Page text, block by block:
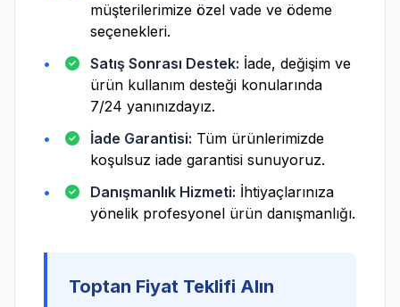
müşterilerimize özel vade ve ödeme
seçenekleri.
Satış Sonrası Destek: İade, değişim ve
ürün kullanım desteği konularında
7/24 yanınızdayız.
İade Garantisi: Tüm ürünlerimizde
koşulsuz iade garantisi sunuyoruz.
Danışmanlık Hizmeti: İhtiyaçlarınıza
yönelik profesyonel ürün danışmanlığı.
Toptan Fiyat Teklifi Alın